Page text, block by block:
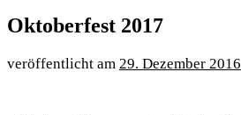
Oktoberfest 2017
29. Dezember 2016